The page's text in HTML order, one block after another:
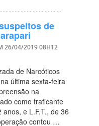
de
26/04/2019 08H12
de Narcóticos
última sexta-feira
na
como traficante
e L.F.T., de 36
contou …